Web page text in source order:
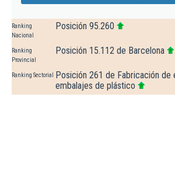
Ranking
Nacional
Posición 95.260
Ranking
Provincial
Posición 15.112 de Barcelona
Ranking Sectorial
Posición 261 de Fabricación de
embalajes de plástico